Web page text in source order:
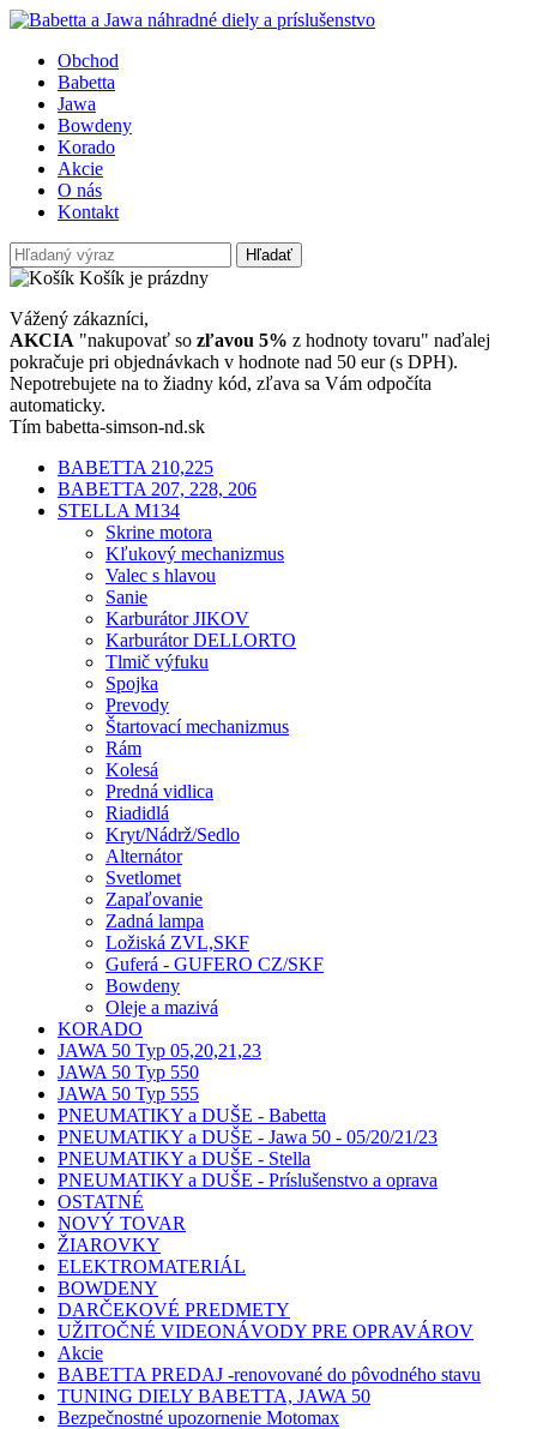
Obchod
Babetta
Jawa
Bowdeny
Korado
Akcie
O nás
Kontakt
Hľadať
Košík je prázdny
Vážený zákazníci,
AKCIA "nakupovať so zľavou 5% z hodnoty tovaru" naďalej
pokračuje pri objednávkach v hodnote nad 50 eur (s DPH).
Nepotrebujete na to žiadny kód, zľava sa Vám odpočíta
automaticky.
Tím babetta-simson-nd.sk
BABETTA 210,225
BABETTA 207, 228, 206
STELLA M134
Skrine motora
Kľukový mechanizmus
Valec s hlavou
Sanie
Karburátor JIKOV
Karburátor DELLORTO
Tlmič výfuku
Spojka
Prevody
Štartovací mechanizmus
Rám
Kolesá
Predná vidlica
Riadidlá
Kryt/Nádrž/Sedlo
Alternátor
Svetlomet
Zapaľovanie
Zadná lampa
Ložiská ZVL,SKF
Guferá - GUFERO CZ/SKF
Bowdeny
Oleje a mazivá
KORADO
JAWA 50 Typ 05,20,21,23
JAWA 50 Typ 550
JAWA 50 Typ 555
PNEUMATIKY a DUŠE - Babetta
PNEUMATIKY a DUŠE - Jawa 50 - 05/20/21/23
PNEUMATIKY a DUŠE - Stella
PNEUMATIKY a DUŠE - Príslušenstvo a oprava
OSTATNÉ
NOVÝ TOVAR
ŽIAROVKY
ELEKTROMATERIÁL
BOWDENY
DARČEKOVÉ PREDMETY
UŽITOČNÉ VIDEONÁVODY PRE OPRAVÁROV
Akcie
BABETTA PREDAJ -renovované do pôvodného stavu
TUNING DIELY BABETTA, JAWA 50
Bezpečnostné upozornenie Motomax